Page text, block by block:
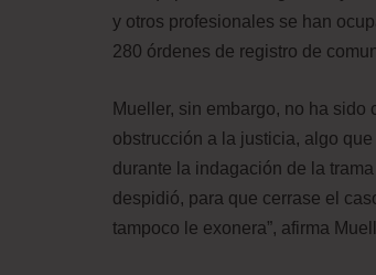
y otros profesionales se han
280 órdenes de registro de
Mueller, sin embargo, no ha
obstrucción a la justicia, algo
durante la indagación de la
despidió, para que cerrase el
tampoco le exonera”, afirma